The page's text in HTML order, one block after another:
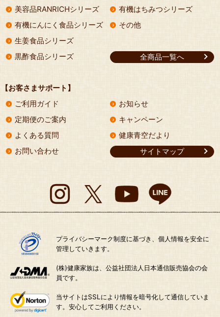
美容品RANRICHシリーズ
有機はちみつシリーズ
有機にんにく食品シリーズ
その他
生姜食品シリーズ
黒酢食品シリーズ
全商品一覧へ
【お客さまサポート】
ご利用ガイド
お知らせ
定期便のご案内
キャンペーン
よくある質問
健康青空だより
お問い合わせ
サイトマップ
プライバシーマーク制度に基づき、個人情報を安全に
管理していきます。
(株)健康家族は、公益社団法人日本通信販売協会の会
員です。
当サイトはSSLにより情報を暗号化して通信していま
す。安心してご利用ください。